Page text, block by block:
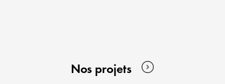
Nos projets